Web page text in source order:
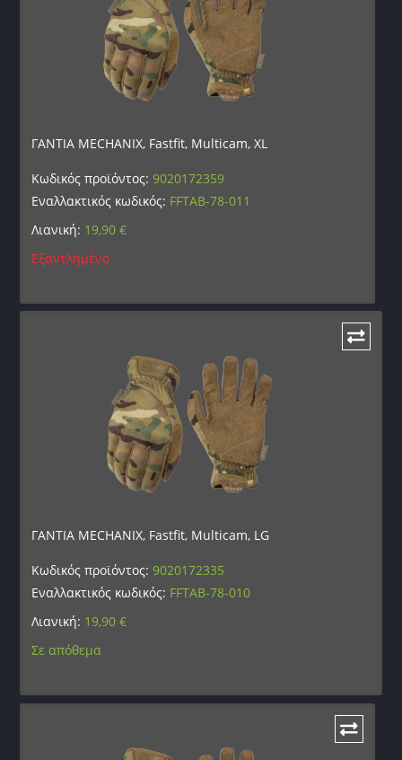
ΓΑΝΤΙΑ MECHANIX, Fastfit, Multicam, XL
Κωδικός προϊόντος:9020172359
Εναλλακτικός κωδικός: FFTAB-78-011
Λιανική: 19,90€
Εξαντλημένο
ΓΑΝΤΙΑ MECHANIX, Fastfit, Multicam, LG
Κωδικός προϊόντος:9020172335
Εναλλακτικός κωδικός: FFTAB-78-010
Λιανική: 19,90€
Σε απόθεμα